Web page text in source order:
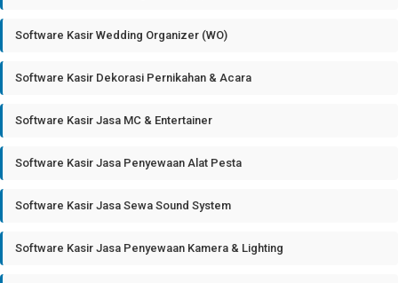
Software Kasir Wedding Organizer (WO)
Software Kasir Dekorasi Pernikahan & Acara
Software Kasir Jasa MC & Entertainer
Software Kasir Jasa Penyewaan Alat Pesta
Software Kasir Jasa Sewa Sound System
Software Kasir Jasa Penyewaan Kamera & Lighting